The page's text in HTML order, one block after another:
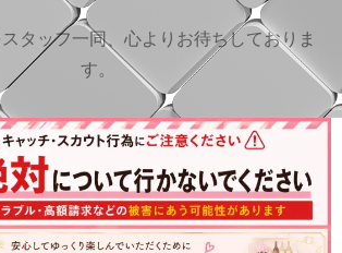
タッフ一同、心よりお待ちしておりま
す。